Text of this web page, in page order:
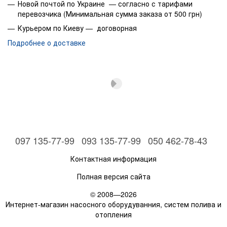
ПАТЕНТ
Патент № EP3123031, EP2419642
- 2 м мощность от 0,37 до 2,2 кВт
EN 60034-1
Новой почтой по Украине — согласно с тарифами
перевозчика (Минимальная сумма заказа от 500 грн)
Курьером по Киеву — договорная
Подробнее о доставке
097 135-77-99 093 135-77-99 050 462-78-43
Контактная информация
Полная версия сайта
© 2008—2026
Интернет-магазин насосного оборудуванния, систем полива и
отопления